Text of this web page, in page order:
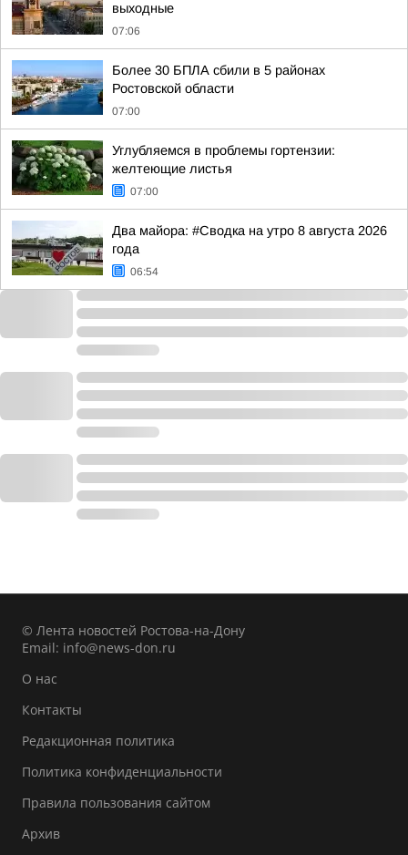
выходные
07:06
Более 30 БПЛА сбили в 5 районах
Ростовской области
07:00
Углубляемся в проблемы гортензии:
желтеющие листья
07:00
Два майора: #Сводка на утро 8 августа 2026
года
06:54
© Лента новостей Ростова-на-Дону
Email: info@news-don.ru
О нас
Контакты
Редакционная политика
Политика конфиденциальности
Правила пользования сайтом
Архив